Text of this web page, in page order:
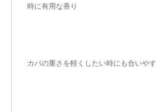
時に有用な香り
カパの重さを軽くしたい時にも合いやす